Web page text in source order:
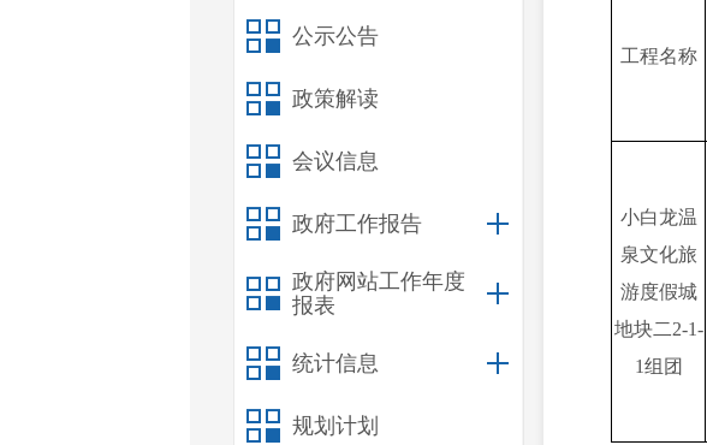
公示公告
政策解读
会议信息
政府工作报告
政府网站工作年度
报表
统计信息
规划计划
工程名称
小白龙温
泉文化旅
游度假城
地块二2-1-
1组团